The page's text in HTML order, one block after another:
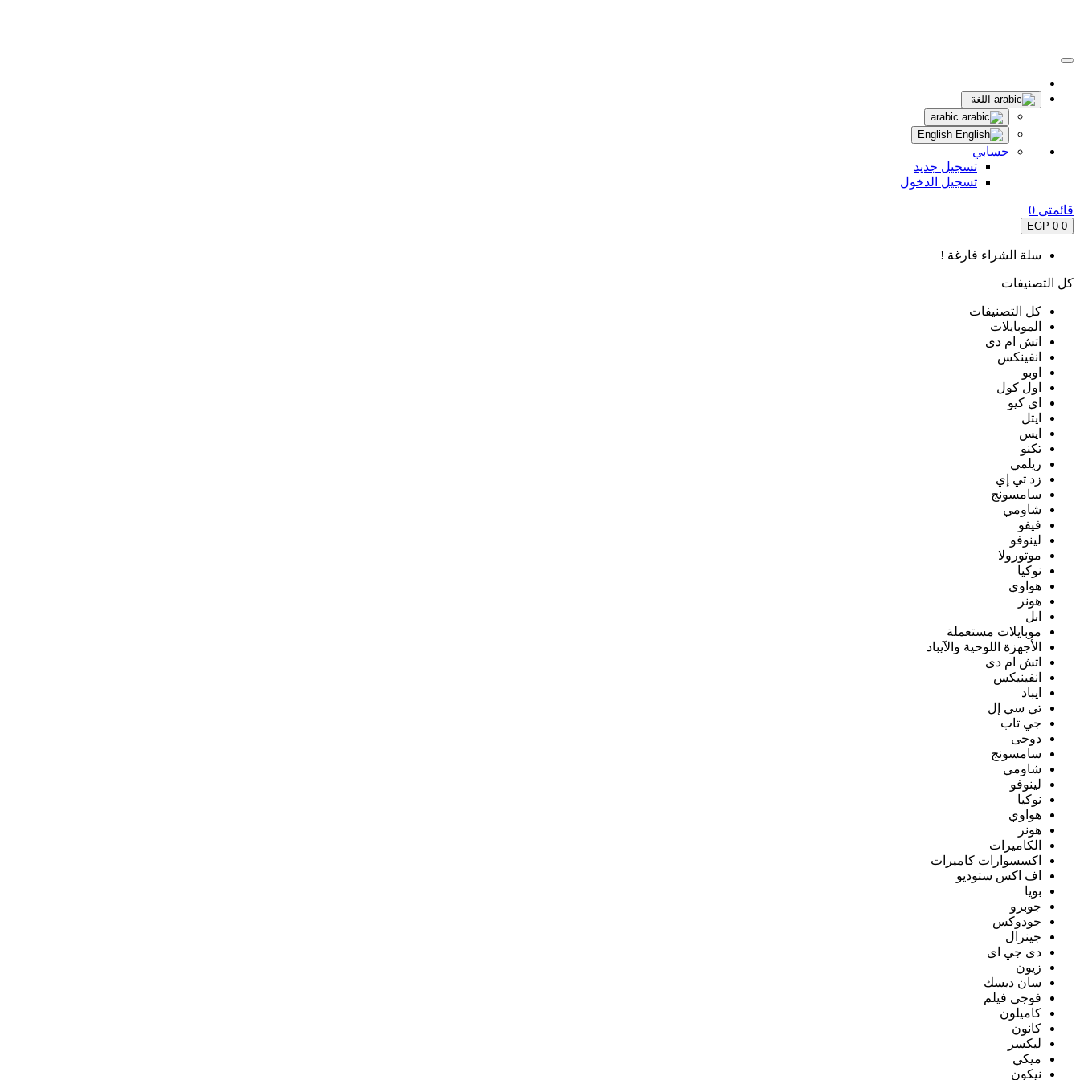
اللغة
حسابي
تسجيل جديد
تسجيل الدخول
قائمتى 0
0
0 EGP
سلة الشراء فارغة !
كل التصنيفات
كل التصنيفات
الموبايلات
اتش ام دى
انفينكس
اوبو
اول كول
اي كيو
ايتل
ايس
تكنو
ريلمي
زد تي إي
سامسونج
شاومي
فيفو
لينوفو
موتورولا
نوكيا
هواوي
هونر
ابل
موبايلات مستعملة
الأجهزة اللوحية والآيباد
اتش ام دى
انفينيكس
ايباد
تي سي إل
جي تاب
دوجى
سامسونج
شاومي
لينوفو
نوكيا
هواوي
هونر
الكاميرات
اكسسوارات كاميرات
اف اكس ستوديو
بويا
جوبرو
جودوكس
جينرال
دى جي اى
زيون
سان ديسك
فوجى فيلم
كاميلون
كانون
ليكسر
ميكي
نيكون